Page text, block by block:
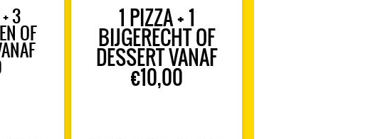
3
OF
1 PIZZA + 1
BIJGERECHT OF
DESSERT VANAF
€10,00